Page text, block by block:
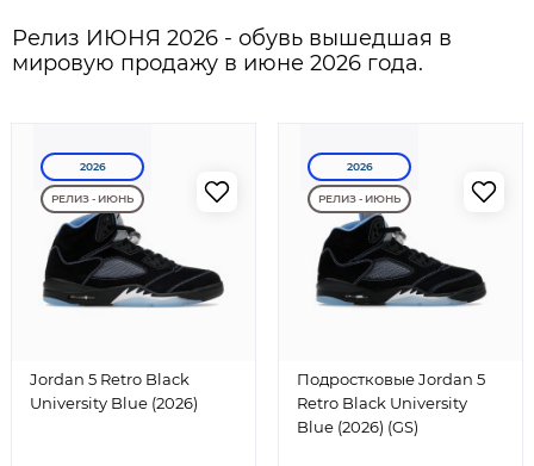
Релиз ИЮНЯ 2026 - обувь вышедшая в
мировую продажу в июне 2026 года.
2026
РЕЛИЗ - ИЮНЬ
Jordan 5 Retro Black
University Blue (2026)
2026
РЕЛИЗ - ИЮНЬ
Подростковые Jordan 5
Retro Black University
Blue (2026) (GS)